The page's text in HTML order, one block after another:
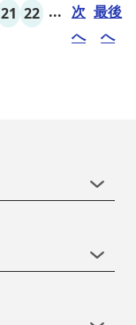
21 22 ... 次
へ
最後
へ